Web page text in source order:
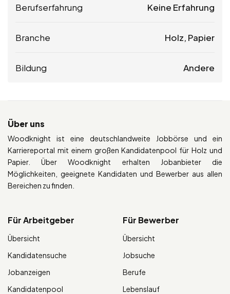
Berufserfahrung Keine Erfahrung
Branche Holz, Papier
Bildung Andere
Über uns
Woodknight ist eine deutschlandweite Jobbörse und ein
Karriereportal mit einem großen Kandidatenpool für Holz und
Papier. Über Woodknight erhalten Jobanbieter die
Möglichkeiten, geeignete Kandidaten und Bewerber aus allen
Bereichen zu finden.
Für Arbeitgeber
Übersicht
Kandidatensuche
Jobanzeigen
Kandidatenpool
Für Bewerber
Übersicht
Jobsuche
Berufe
Lebenslauf